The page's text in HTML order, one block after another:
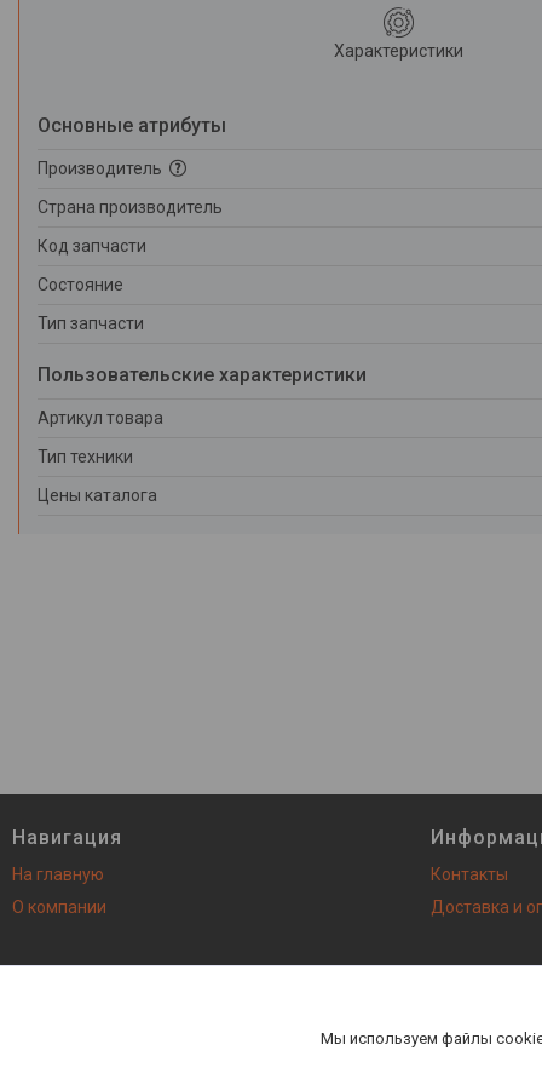
Характеристики
Основные атрибуты
Производитель
Страна производитель
Код запчасти
Состояние
Тип запчасти
Пользовательские характеристики
Артикул товара
Тип техники
Цены каталога
Навигация
На главную
О компании
Контакты
Доставка и
Мы используем файлы
AutoNEXT - все запасные